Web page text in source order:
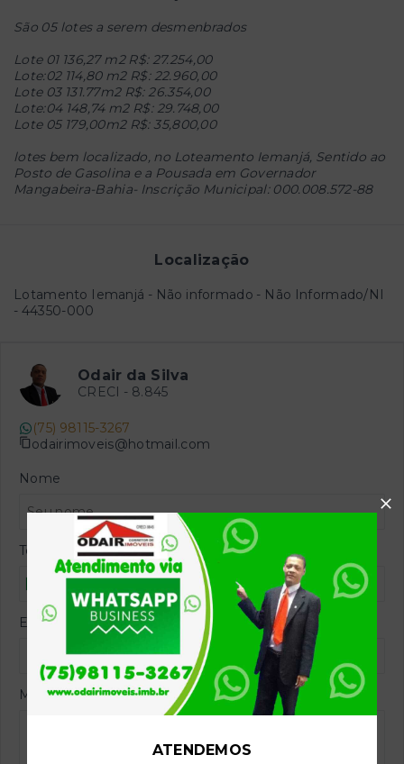
São 05 lotes a serem desmenbrados
Lote 01 136,27 m2 R$: 27.254,00
Lote:02 114,80 m2 R$: 22.960,00
Lote 03 131.77m2 R$: 26.354,00
Lote:04 148,74 m2 R$: 29.748,00
Lote 05 179,00m2 R$: 35,800,00
lotes bem localizado, no Loteamento Iemanjá, Sentido ao
Posto de Gasolina e a Pousada em Governador
Mangabeira-Bahia- Inscrição Municipal: 000.008.572-88
Localização
Lotamento Iemanjá - Não informado - Não Informado/NI
- 44350-000
Odair da Silva
CRECI - 8.845
(75) 98115-3267
odairimoveis@hotmail.com
Nome
Telefone
E-mail
Mensagem
ATENDEMOS